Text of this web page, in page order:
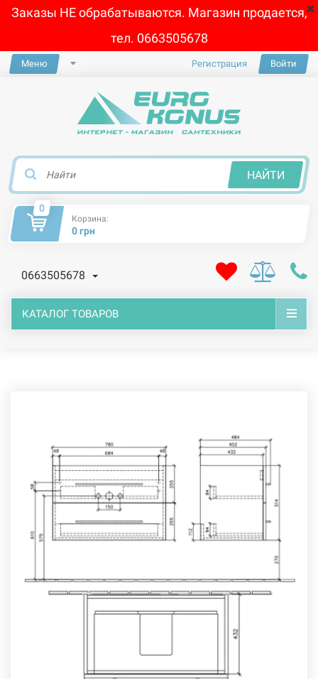
Заказы НЕ обрабатываются. Магазин продается,
тел. 0663505678
Меню Регистрация Войти
НАЙТИ
0
Корзина:
0 грн
0663505678
КАТАЛОГ ТОВАРОВ